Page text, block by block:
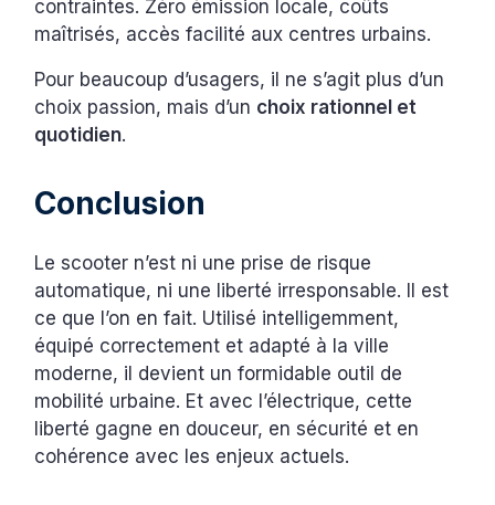
contraintes. Zéro émission locale, coûts
maîtrisés, accès facilité aux centres urbains.
Pour beaucoup d’usagers, il ne s’agit plus d’un
choix passion, mais d’un choix rationnel et
quotidien.
Conclusion
Le scooter n’est ni une prise de risque
automatique, ni une liberté irresponsable. Il est
ce que l’on en fait. Utilisé intelligemment,
équipé correctement et adapté à la ville
moderne, il devient un formidable outil de
mobilité urbaine. Et avec l’électrique, cette
liberté gagne en douceur, en sécurité et en
cohérence avec les enjeux actuels.